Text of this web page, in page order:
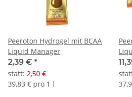
Peeroton Hydrogel mit BCAA
Liquid Manager
2,39 € *
statt: 2,50 €
39,83 € pro 1 l